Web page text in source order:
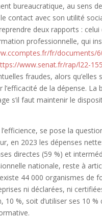
bureaucratique, au sens
contact avec son utilité
deux rapports :
professionnelle, qui
fr/documents/
www.senat.fr/rap/l22-
fraudes, alors
de la dépense.
s’il faut maintenir le
se pose la
en 2023 les dépenses
directes (59 %) et
nationale, reste à
44 000 organismes
ni déclarées, ni
%, soit d’utiliser ses 10